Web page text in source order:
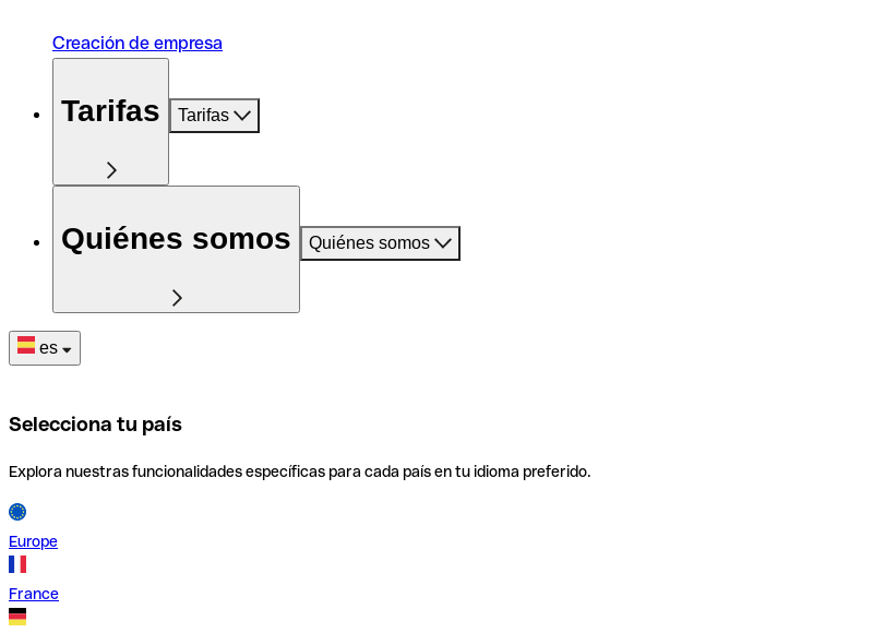
Creación de empresa
Tarifas Tarifas
Quiénes somos Quiénes somos
es
Selecciona tu país
Explora nuestras funcionalidades específicas para cada país en tu idioma preferido.
Europe
France